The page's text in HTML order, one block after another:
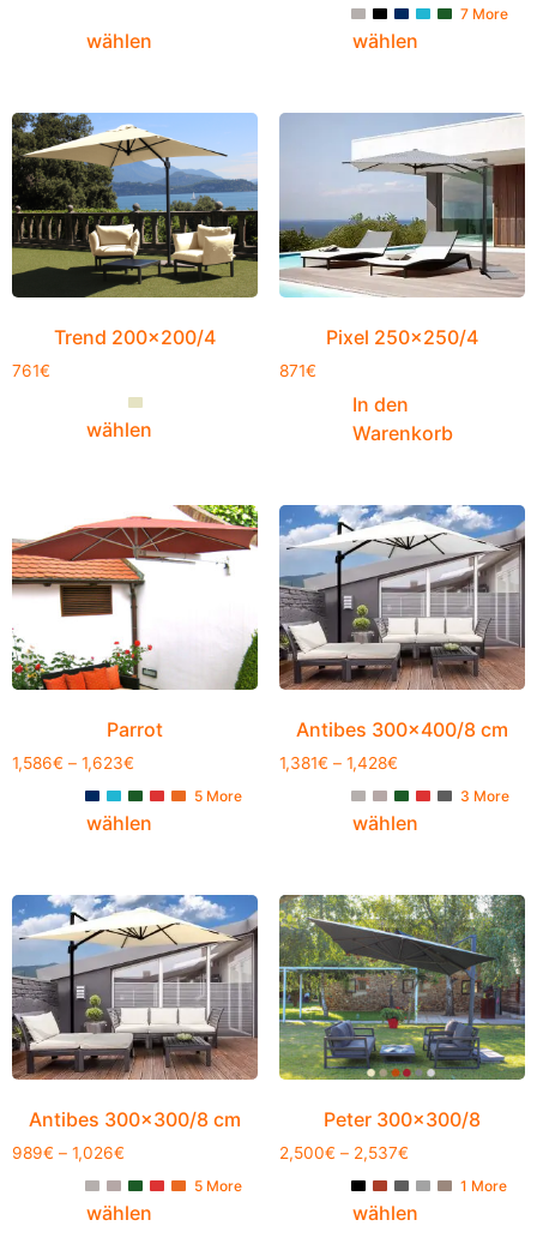
wählen
7 More
wählen
Trend 200×200/4
761€
wählen
Pixel 250×250/4
871€
In den
Warenkorb
Parrot
1,586€ – 1,623€
5 More
wählen
Antibes 300×400/8 cm
1,381€ – 1,428€
3 More
wählen
Antibes 300×300/8 cm
989€ – 1,026€
5 More
wählen
Peter 300×300/8
2,500€ – 2,537€
1 More
wählen